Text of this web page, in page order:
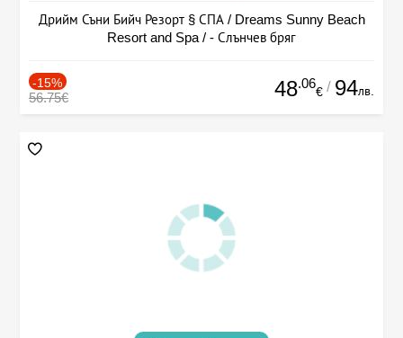
Дрийм Съни Бийч Резорт § СПА / Dreams Sunny Beach
Resort and Spa / - Слънчев бряг
-15%
56.75€ 48.06
€ / 94лв.